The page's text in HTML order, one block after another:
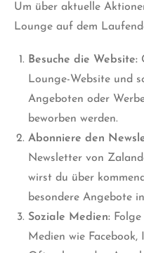
Um über aktuelle
Lounge auf dem
Besuche die Website:
Lounge-Website und
Angeboten oder
beworben werden.
Abonniere den
Newsletter von
wirst du über
besondere Angebote
Soziale Medien:
Medien wie